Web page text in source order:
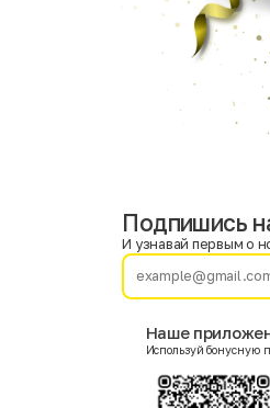
Женский
Подпишись
И узнавай первым о
Наше
Используй бонусную